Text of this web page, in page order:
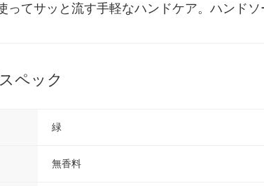
ってサッと流す手軽なハンドケア。ハンド
ペック
緑
無香料